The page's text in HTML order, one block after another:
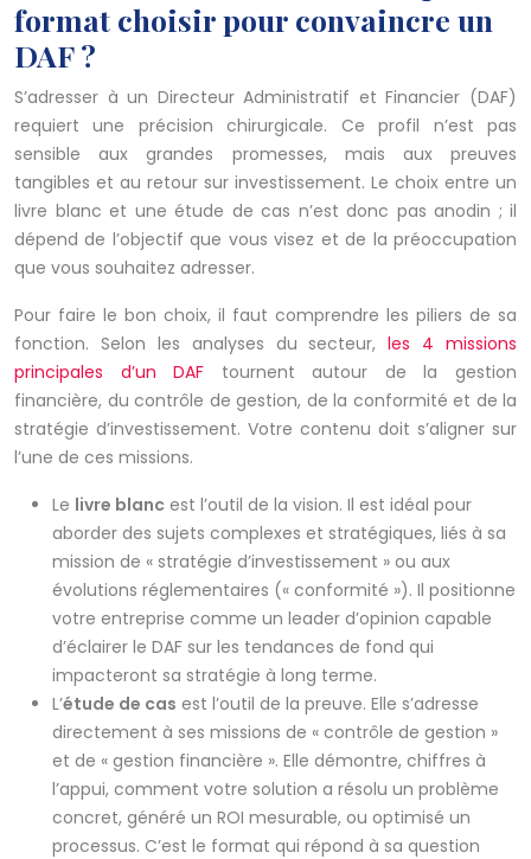
format choisir pour convaincre un
DAF ?
S’adresser à un Directeur Administratif et Financier (DAF)
requiert une précision chirurgicale. Ce profil n’est pas
sensible aux grandes promesses, mais aux preuves
tangibles et au retour sur investissement. Le choix entre un
livre blanc et une étude de cas n’est donc pas anodin ; il
dépend de l’objectif que vous visez et de la préoccupation
que vous souhaitez adresser.
Pour faire le bon choix, il faut comprendre les piliers de sa
fonction. Selon les analyses du secteur,les 4 missions
principales d’un DAF tournent autour de la gestion
financière, du contrôle de gestion, de la conformité et de la
stratégie d’investissement. Votre contenu doit s’aligner sur
l’une de ces missions.
Le livre blanc est l’outil de la vision. Il est idéal pour
aborder des sujets complexes et stratégiques, liés à sa
mission de « stratégie d’investissement » ou aux
évolutions réglementaires (« conformité »). Il positionne
votre entreprise comme un leader d’opinion capable
d’éclairer le DAF sur les tendances de fond qui
impacteront sa stratégie à long terme.
L’étude de cas est l’outil de la preuve. Elle s’adresse
directement à ses missions de « contrôle de gestion »
et de « gestion financière ». Elle démontre, chiffres à
l’appui, comment votre solution a résolu un problème
concret, généré un ROI mesurable, ou optimisé un
processus. C’est le format qui répond à sa question